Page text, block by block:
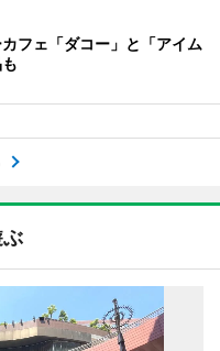
フェ「ダコー」と「アイム